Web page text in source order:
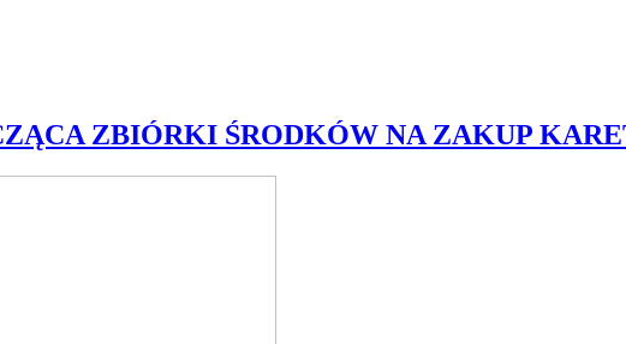
ZBIÓRKI ŚRODKÓW NA ZAKUP